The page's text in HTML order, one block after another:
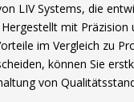
LIV Systems, die
mit
im Vergleich zu
können Sie
von